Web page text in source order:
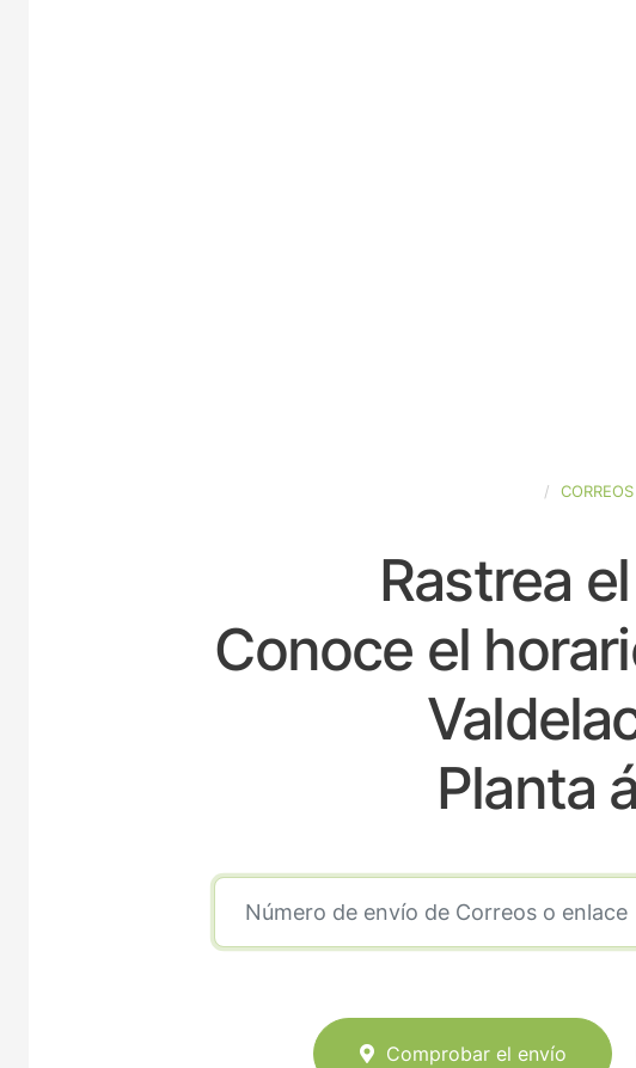
CORREOS
Rastrea
Conoce el
Planta
Comprobar el envío